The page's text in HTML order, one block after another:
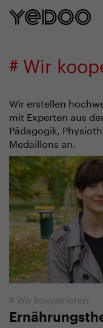
# Wir
Wir erstellen
mit Experten aus
Pädagogik,
Medaillons an.
# Wir kooperieren